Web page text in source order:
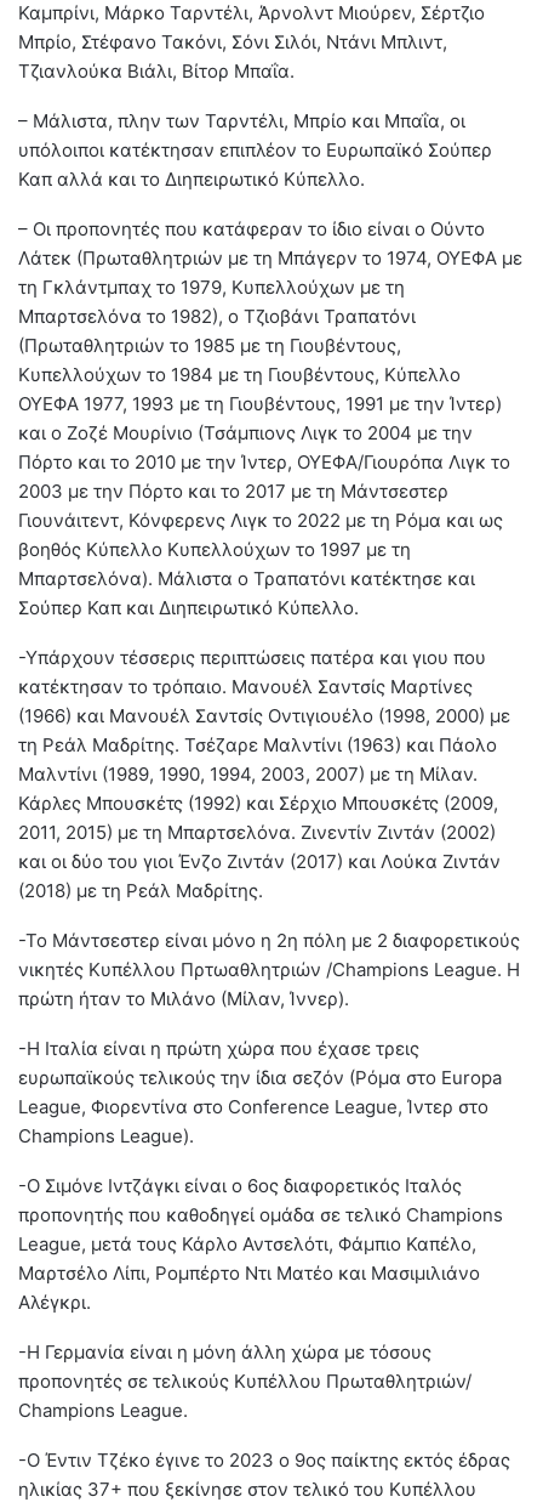
Καμπρίνι, Μάρκο Ταρντέλι, Άρνολντ Μιούρεν, Σέρτζιο
Μπρίο, Στέφανο Τακόνι, Σόνι Σιλόι, Ντάνι Μπλιντ,
Τζιανλούκα Βιάλι, Βίτορ Μπαΐα.
– Μάλιστα, πλην των Ταρντέλι, Μπρίο και Μπαΐα, οι
υπόλοιποι κατέκτησαν επιπλέον το Ευρωπαϊκό Σούπερ
Καπ αλλά και το Διηπειρωτικό Κύπελλο.
– Οι προπονητές που κατάφεραν το ίδιο είναι ο Ούντο
Λάτεκ (Πρωταθλητριών με τη Μπάγερν το 1974, ΟΥΕΦΑ με
τη Γκλάντμπαχ το 1979, Κυπελλούχων με τη
Μπαρτσελόνα το 1982), ο Τζιοβάνι Τραπατόνι
(Πρωταθλητριών το 1985 με τη Γιουβέντους,
Κυπελλούχων το 1984 με τη Γιουβέντους, Κύπελλο
ΟΥΕΦΑ 1977, 1993 με τη Γιουβέντους, 1991 με την Ίντερ)
και ο Ζοζέ Μουρίνιο (Τσάμπιονς Λιγκ το 2004 με την
Πόρτο και το 2010 με την Ίντερ, ΟΥΕΦΑ/Γιουρόπα Λιγκ το
2003 με την Πόρτο και το 2017 με τη Μάντσεστερ
Γιουνάιτεντ, Κόνφερενς Λιγκ το 2022 με τη Ρόμα και ως
βοηθός Κύπελλο Κυπελλούχων το 1997 με τη
Μπαρτσελόνα). Μάλιστα ο Τραπατόνι κατέκτησε και
Σούπερ Καπ και Διηπειρωτικό Κύπελλο.
-Υπάρχουν τέσσερις περιπτώσεις πατέρα και γιου που
κατέκτησαν το τρόπαιο. Μανουέλ Σαντσίς Μαρτίνες
(1966) και Μανουέλ Σαντσίς Οντιγιουέλο (1998, 2000) με
τη Ρεάλ Μαδρίτης. Τσέζαρε Μαλντίνι (1963) και Πάολο
Μαλντίνι (1989, 1990, 1994, 2003, 2007) με τη Μίλαν.
Κάρλες Μπουσκέτς (1992) και Σέρχιο Μπουσκέτς (2009,
2011, 2015) με τη Μπαρτσελόνα. Ζινεντίν Ζιντάν (2002)
και οι δύο του γιοι Ένζο Ζιντάν (2017) και Λούκα Ζιντάν
(2018) με τη Ρεάλ Μαδρίτης.
-Το Μάντσεστερ είναι μόνο η 2η πόλη με 2 διαφορετικούς
νικητές Κυπέλλου Πρτωαθλητριών /Champions League. Η
πρώτη ήταν το Μιλάνο (Μίλαν, Ίννερ).
-Η Ιταλία είναι η πρώτη χώρα που έχασε τρεις
ευρωπαϊκούς τελικούς την ίδια σεζόν (Ρόμα στο Europa
League, Φιορεντίνα στο Conference League, Ίντερ στο
Champions League).
-Ο Σιμόνε Ιντζάγκι είναι ο 6ος διαφορετικός Ιταλός
προπονητής που καθοδηγεί ομάδα σε τελικό Champions
League, μετά τους Κάρλο Αντσελότι, Φάμπιο Καπέλο,
Μαρτσέλο Λίπι, Ρομπέρτο Ντι Ματέο και Μασιμιλιάνο
Αλέγκρι.
-Η Γερμανία είναι η μόνη άλλη χώρα με τόσους
προπονητές σε τελικούς Κυπέλλου Πρωταθλητριών/
Champions League.
-Ο Έντιν Τζέκο έγινε το 2023 ο 9ος παίκτης εκτός έδρας
ηλικίας 37+ που ξεκίνησε στον τελικό του Κυπέλλου